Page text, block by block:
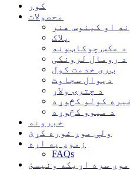
کور
محصولات
او کینوس هنر
پلاک
د عکس چوکاټونه
د رومال لرونکی
ټری خدمت کول
دیوال سجاوٹ
د چترۍ ولاړ
کولو کڅوړه
د میوو کڅوړه
خبرونه
ولې موږ غوره کړئ
زموږ په اړه
FAQs
موږ سره اړیکه ونیسئ